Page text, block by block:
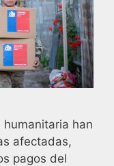
han
afectadas,
pagos del